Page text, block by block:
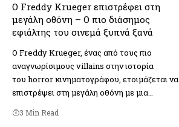
Ο Freddy Krueger επιστρέφει στη
μεγάλη οθόνη – Ο πιο διάσημος
εφιάλτης του σινεμά ξυπνά ξανά
Ο Freddy Krueger, ένας από τους πιο
αναγνωρίσιμους villains στην ιστορία
του horror κινηματογράφου, ετοιμάζεται να
επιστρέψει στη μεγάλη οθόνη με μια…
3 Min Read